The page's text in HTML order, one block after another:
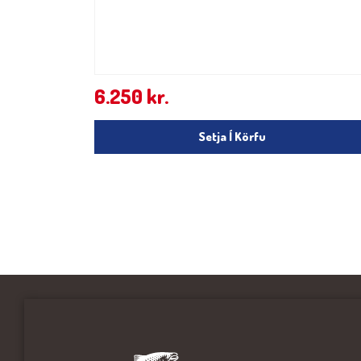
6.250 kr.
Setja Í Körfu